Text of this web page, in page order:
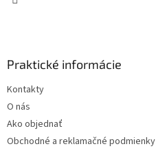
Praktické informácie
Kontakty
O nás
Ako objednať
Obchodné a reklamačné podmienky